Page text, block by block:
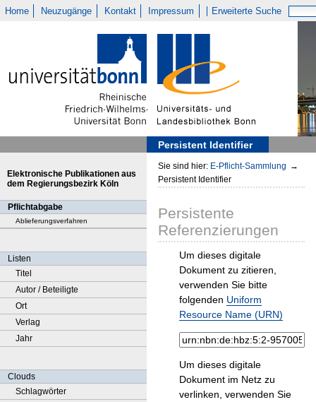
Home Neuzugänge Kontakt Impressum Erweiterte Suche
Persistent Identifier
Elektronische Publikationen aus
dem Regierungsbezirk Köln
Pflichtabgabe
Ablieferungsverfahren
Listen
Titel
Autor / Beteiligte
Ort
Verlag
Jahr
Clouds
Schlagwörter
Sie sind hier: E-Pflicht-Sammlung →
Persistent Identifier
Persistente
Referenzierungen
Um dieses digitale
Dokument zu zitieren,
verwenden Sie bitte
folgenden Uniform
Resource Name (URN)
Um dieses digitale
Dokument im Netz zu
verlinken, verwenden Sie